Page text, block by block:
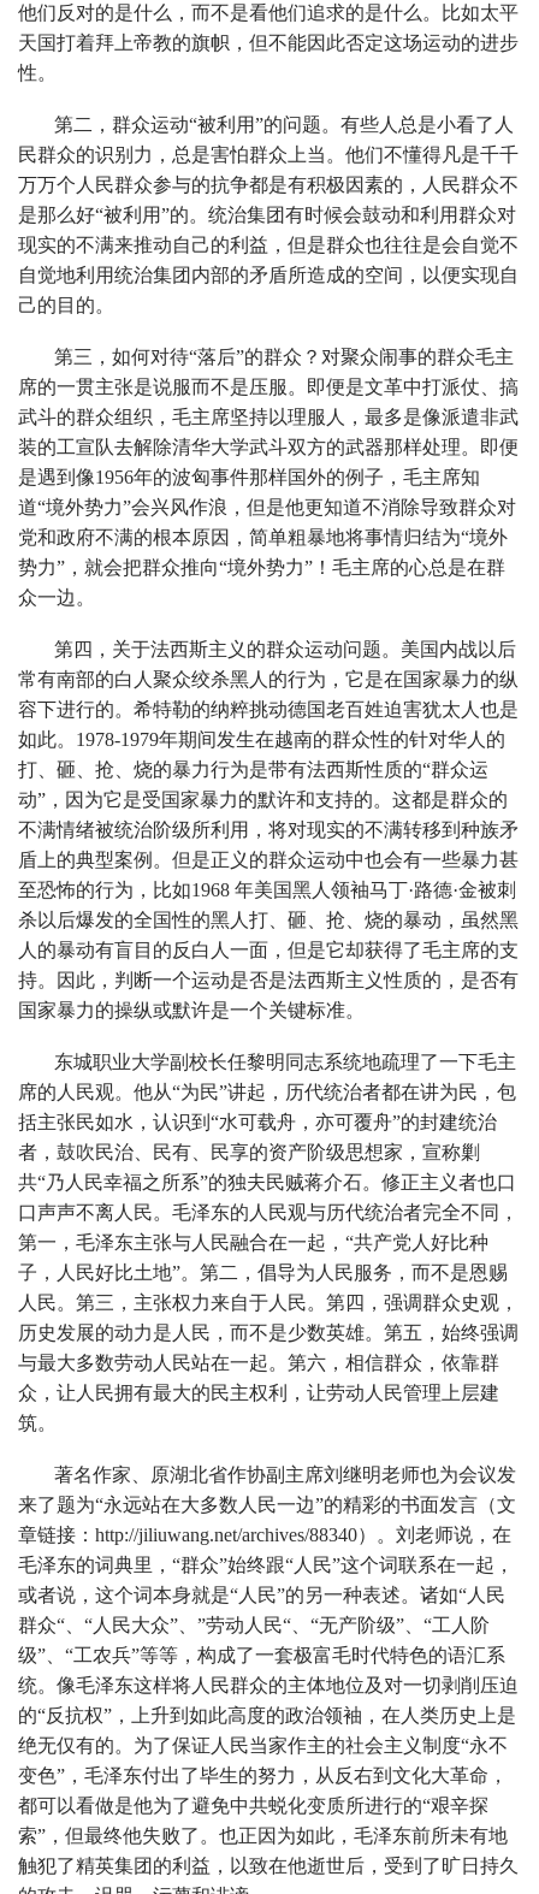
他们反对的是什么，而不是看他们追求的是什么。比如太平
天国打着拜上帝教的旗帜，但不能因此否定这场运动的进步
性。
第二，群众运动“被利用”的问题。有些人总是小看了人
民群众的识别力，总是害怕群众上当。他们不懂得凡是千千
万万个人民群众参与的抗争都是有积极因素的，人民群众不
是那么好“被利用”的。统治集团有时候会鼓动和利用群众对
现实的不满来推动自己的利益，但是群众也往往是会自觉不
自觉地利用统治集团内部的矛盾所造成的空间，以便实现自
己的目的。
第三，如何对待“落后”的群众？对聚众闹事的群众毛主
席的一贯主张是说服而不是压服。即便是文革中打派仗、搞
武斗的群众组织，毛主席坚持以理服人，最多是像派遣非武
装的工宣队去解除清华大学武斗双方的武器那样处理。即便
是遇到像1956年的波匈事件那样国外的例子，毛主席知
道“境外势力”会兴风作浪，但是他更知道不消除导致群众对
党和政府不满的根本原因，简单粗暴地将事情归结为“境外
势力”，就会把群众推向“境外势力”！毛主席的心总是在群
众一边。
第四，关于法西斯主义的群众运动问题。美国内战以后
常有南部的白人聚众绞杀黑人的行为，它是在国家暴力的纵
容下进行的。希特勒的纳粹挑动德国老百姓迫害犹太人也是
如此。1978-1979年期间发生在越南的群众性的针对华人的
打、砸、抢、烧的暴力行为是带有法西斯性质的“群众运
动”，因为它是受国家暴力的默许和支持的。这都是群众的
不满情绪被统治阶级所利用，将对现实的不满转移到种族矛
盾上的典型案例。但是正义的群众运动中也会有一些暴力甚
至恐怖的行为，比如1968 年美国黑人领袖马丁·路德·金被刺
杀以后爆发的全国性的黑人打、砸、抢、烧的暴动，虽然黑
人的暴动有盲目的反白人一面，但是它却获得了毛主席的支
持。因此，判断一个运动是否是法西斯主义性质的，是否有
国家暴力的操纵或默许是一个关键标准。
东城职业大学副校长任黎明同志系统地疏理了一下毛主
席的人民观。他从“为民”讲起，历代统治者都在讲为民，包
括主张民如水，认识到“水可载舟，亦可覆舟”的封建统治
者，鼓吹民治、民有、民享的资产阶级思想家，宣称剿
共“乃人民幸福之所系”的独夫民贼蒋介石。修正主义者也口
口声声不离人民。毛泽东的人民观与历代统治者完全不同，
第一，毛泽东主张与人民融合在一起，“共产党人好比种
子，人民好比土地”。第二，倡导为人民服务，而不是恩赐
人民。第三，主张权力来自于人民。第四，强调群众史观，
历史发展的动力是人民，而不是少数英雄。第五，始终强调
与最大多数劳动人民站在一起。第六，相信群众，依靠群
众，让人民拥有最大的民主权利，让劳动人民管理上层建
筑。
著名作家、原湖北省作协副主席刘继明老师也为会议发
来了题为“永远站在大多数人民一边”的精彩的书面发言（文
章链接：http://jiliuwang.net/archives/88340）。刘老师说，在
毛泽东的词典里，“群众”始终跟“人民”这个词联系在一起，
或者说，这个词本身就是“人民”的另一种表述。诸如“人民
群众“、“人民大众”、”劳动人民“、“无产阶级”、“工人阶
级”、“工农兵”等等，构成了一套极富毛时代特色的语汇系
统。像毛泽东这样将人民群众的主体地位及对一切剥削压迫
的“反抗权”，上升到如此高度的政治领袖，在人类历史上是
绝无仅有的。为了保证人民当家作主的社会主义制度“永不
变色”，毛泽东付出了毕生的努力，从反右到文化大革命，
都可以看做是他为了避免中共蜕化变质所进行的“艰辛探
索”，但最终他失败了。也正因为如此，毛泽东前所未有地
触犯了精英集团的利益，以致在他逝世后，受到了旷日持久